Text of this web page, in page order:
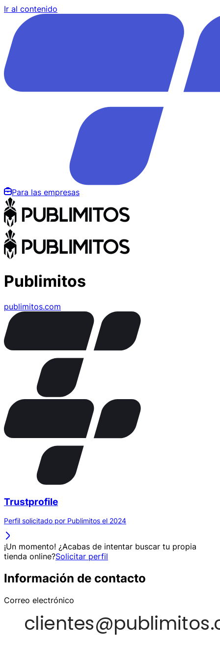
Ir al contenido
Para las empresas
Publimitos
publimitos.com
Trustprofile
Perfil solicitado por Publimitos el 2024
¡Un momento! ¿Acabas de intentar buscar tu propia
tienda online?Solicitar perfil
Información de contacto
Correo electrónico